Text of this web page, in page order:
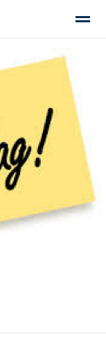
basisonderwijs
Agenda